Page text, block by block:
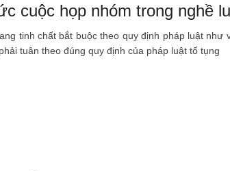
cuộc họp nhóm trong nghề
tinh chất bắt buộc theo quy định pháp luật
tuân theo đúng quy định của pháp luật tố tụng